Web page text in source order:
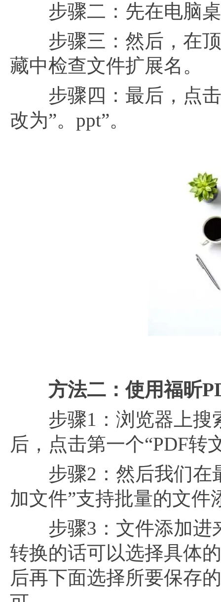
步骤二：先在电脑桌
步骤三：然后，在顶
藏中检查文件扩展名。
步骤四：最后，点击
改为”。ppt”。
方法二：使用福昕
步骤1：浏览器上搜索
后，点击第一个“PDF转
步骤2：然后我们在
加文件”支持批量的文件
步骤3：文件添加进
转换的话可以选择具体
后再下面选择所要保存